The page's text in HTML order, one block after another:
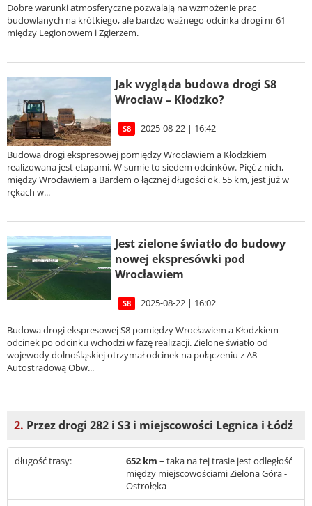
Dobre warunki atmosferyczne pozwalają na wzmożenie prac
budowlanych na krótkiego, ale bardzo ważnego odcinka drogi nr 61
między Legionowem i Zgierzem.
Jak wygląda budowa drogi S8
Wrocław – Kłodzko?
S8 2025-08-22 | 16:42
Budowa drogi ekspresowej pomiędzy Wrocławiem a Kłodzkiem
realizowana jest etapami. W sumie to siedem odcinków. Pięć z nich,
między Wrocławiem a Bardem o łącznej długości ok. 55 km, jest już w
rękach w...
Jest zielone światło do budowy
nowej ekspresówki pod
Wrocławiem
S8 2025-08-22 | 16:02
Budowa drogi ekspresowej S8 pomiędzy Wrocławiem a Kłodzkiem
odcinek po odcinku wchodzi w fazę realizacji. Zielone światło od
wojewody dolnośląskiej otrzymał odcinek na połączeniu z A8
Autostradową Obw...
2. Przez drogi 282 i S3 i miejscowości Legnica i Łódź
długość trasy: 652 km – taka na tej trasie jest odległość
między miejscowościami Zielona Góra -
Ostrołęka